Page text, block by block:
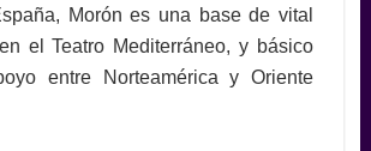
Morón es una base de vital
el Teatro Mediterráneo, y básico
entre Norteamérica y Oriente